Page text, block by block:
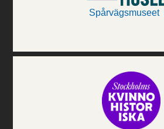
Spårvägsmuseet